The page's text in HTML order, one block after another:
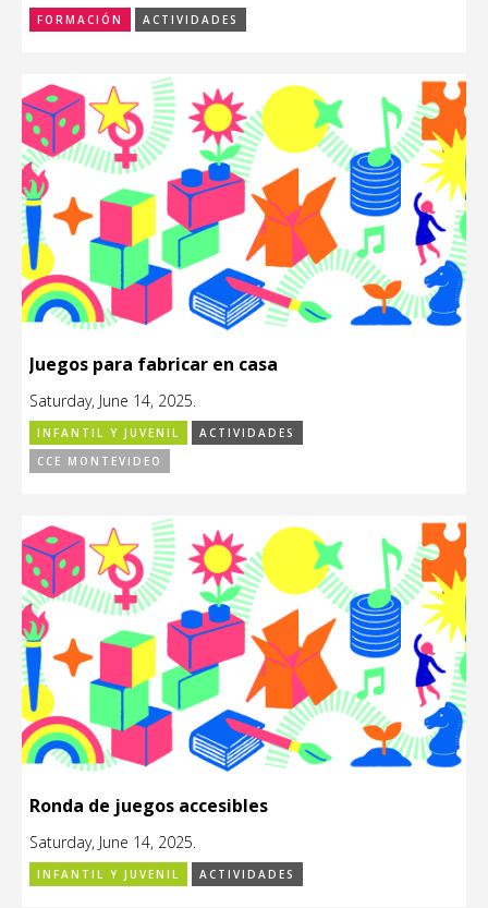
FORMACIÓN ACTIVIDADES
Juegos para fabricar en casa
Saturday, June 14, 2025.
INFANTIL Y JUVENIL
ACTIVIDADES
CCE MONTEVIDEO
Ronda de juegos accesibles
Saturday, June 14, 2025.
INFANTIL Y JUVENIL ACTIVIDADES